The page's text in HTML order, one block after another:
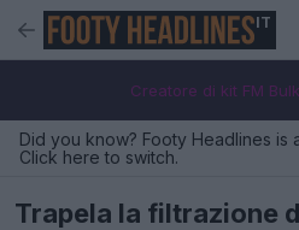
IT
Creatore di kit FM Bulk
Did you know? Footy Headlines is
Click here to switch.
Trapela la filtrazione